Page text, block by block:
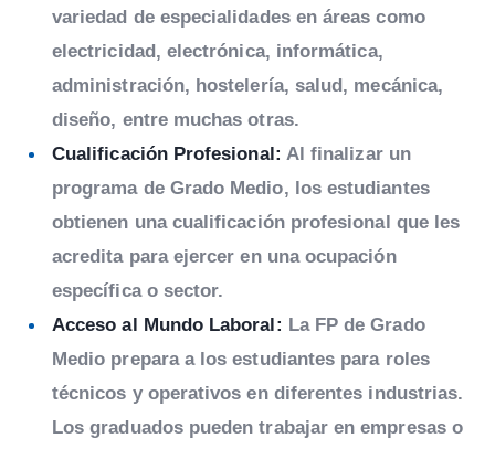
variedad de especialidades en áreas como
electricidad, electrónica, informática,
administración, hostelería, salud, mecánica,
diseño, entre muchas otras.
Cualificación Profesional: Al finalizar un
programa de Grado Medio, los estudiantes
obtienen una cualificación profesional que les
acredita para ejercer en una ocupación
específica o sector.
Acceso al Mundo Laboral: La FP de Grado
Medio prepara a los estudiantes para roles
técnicos y operativos en diferentes industrias.
Los graduados pueden trabajar en empresas o